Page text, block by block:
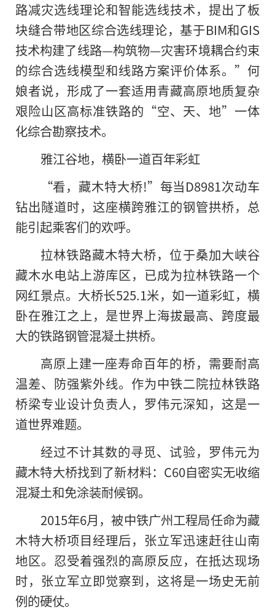
路减灾选线理论和智能选线技术，提出了板
块缝合带地区综合选线理论，基于BIM和GIS
技术构建了线路—构筑物—灾害环境耦合约束
的综合选线模型和线路方案评价体系。”何
娘者说，形成了一套适用青藏高原地质复杂
艰险山区高标准铁路的“空、天、地”一体
化综合勘察技术。
雅江谷地，横卧一道百年彩虹
“看，藏木特大桥!”每当D8981次动车
钻出隧道时，这座横跨雅江的钢管拱桥，总
能引起乘客们的欢呼。
拉林铁路藏木特大桥，位于桑加大峡谷
藏木水电站上游库区，已成为拉林铁路一个
网红景点。大桥长525.1米，如一道彩虹，横
卧在雅江之上，是世界上海拔最高、跨度最
大的铁路钢管混凝土拱桥。
高原上建一座寿命百年的桥，需要耐高
温差、防强紫外线。作为中铁二院拉林铁路
桥梁专业设计负责人，罗伟元深知，这是一
道世界难题。
经过不计其数的寻觅、试验，罗伟元为
藏木特大桥找到了新材料：C60自密实无收缩
混凝土和免涂装耐候钢。
2015年6月，被中铁广州工程局任命为藏
木特大桥项目经理后，张立军迅速赶往山南
地区。忍受着强烈的高原反应，在抵达现场
时，张立军立即觉察到，这将是一场史无前
例的硬仗。